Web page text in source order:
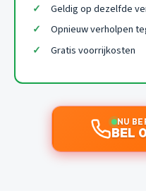
Geldig op dezelfde
Opnieuw verholpen
Gratis voorrijkosten
NU
BEL